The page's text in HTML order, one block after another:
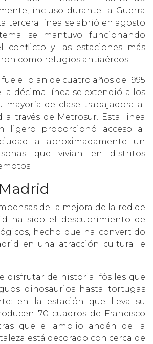
incluso durante la Guerra
tercera línea se abrió en agosto
se mantuvo funcionando
conflicto y las estaciones más
como refugios antiaéreos.
el plan de cuatro años de 1995
la décima línea se extendió a los
mayoría de clase trabajadora al
a través de Metrosur. Esta línea
ligero proporcionó acceso al
a aproximadamente un
que vivían en distritos
de la mejora de la red de
ha sido el descubrimiento de
hecho que ha convertido
en una atracción cultural e
disfrutar de historia: fósiles que
dinosaurios hasta tortugas
en la estación que lleva su
70 cuadros de Francisco
que el amplio andén de la
está decorado con cerca de